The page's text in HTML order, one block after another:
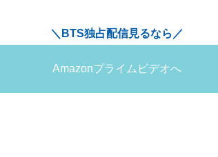
＼BTS独占配信見るなら／
Amazonプライムビデオへ